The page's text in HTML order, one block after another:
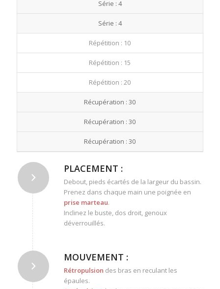
Série : 4
Série : 4
Répétition : 10
Répétition : 15
Répétition : 20
Récupération : 30
Récupération : 30
Récupération : 30
PLACEMENT :
Debout, pieds écartés de la largeur du bassin.
Prenez dans chaque main une poignée en
prise marteau.
Inclinez le buste, dos droit, genoux
déverrouillés.
MOUVEMENT :
Rétropulsion des bras en reculant les
épaules.